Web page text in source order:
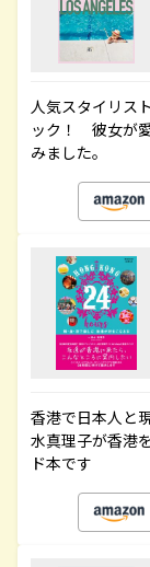
人気スタイリス
ック！ 彼女が
みました。
香港で日本人と
水真理子が香港
ド本です